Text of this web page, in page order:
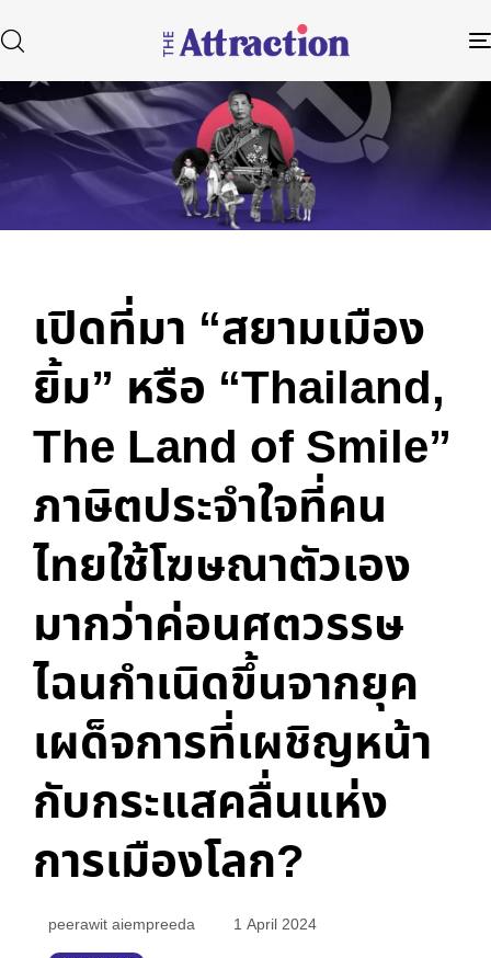
Type and hit enter
เปิดที่มา “สยามเมือง
ยิ้ม” หรือ “Thailand,
The Land of Smile”
ภาษิตประจำใจที่คน
ไทยใช้โฆษณาตัวเอง
มากว่าค่อนศตวรรษ
ไฉนกำเนิดขึ้นจากยุค
เผด็จการที่เผชิญหน้า
กับกระแสคลื่นแห่ง
การเมืองโลก?
Author
peerawit aiempreeda
Published
on:
1 April 2024
Published
in: